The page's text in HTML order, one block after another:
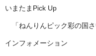
いまたまPick Up
「ねんりんピック彩の国
インフォメーション